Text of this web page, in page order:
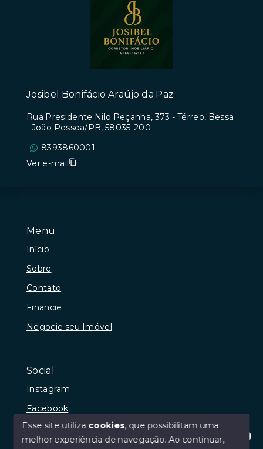
Menu
Início
Sobre
Contato
Financie
Negocie seu Imóvel
Social
Instagram
Facebook
Josibel Bonifácio Araújo da Paz
Rua Presidente Nilo Peçanha, 373 - Térreo, Bessa
- João Pessoa/PB, 58035-200
8393860001
Ver e-mail
Esse site utiliza cookies, que possibilitam uma
melhor experiência de navegação.Ao continuar,